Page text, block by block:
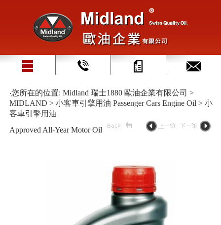
‧您所在的位置: Midland 瑞士1880 歐油企業有限公司 >
MIDLAND > 小客車引擎用油 Passenger Cars Engine Oil > 小
客車引擎用油
Approved All-Year Motor Oil